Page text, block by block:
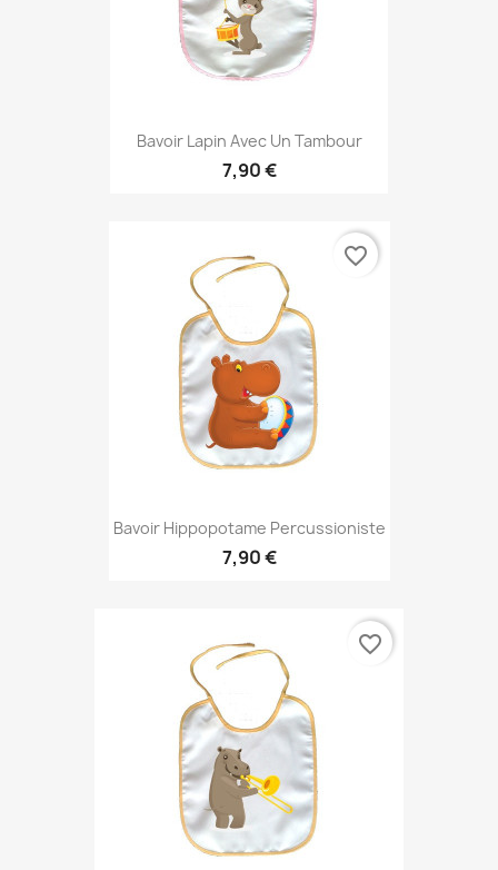
Bavoir Lapin Avec Un Tambour
7,90 €
Bavoir Hippopotame Percussioniste
7,90 €
favorite_border
favorite_border